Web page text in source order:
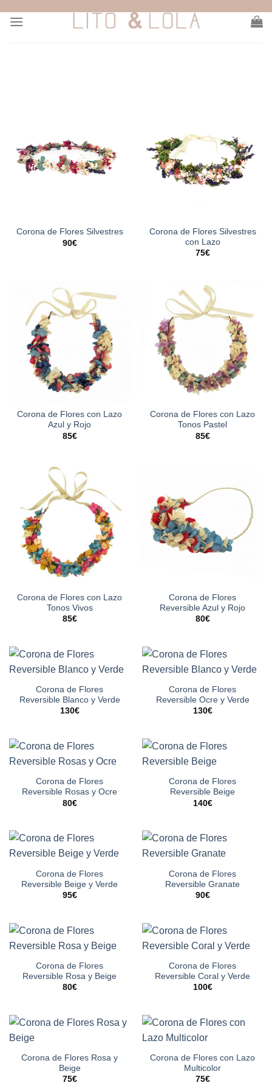
Corona de Flores Silvestres
90€
Corona de Flores Silvestres
con Lazo
75€
Corona de Flores con Lazo
Azul y Rojo
85€
Corona de Flores con Lazo
Tonos Pastel
85€
Corona de Flores con Lazo
Tonos Vivos
85€
Corona de Flores
Reversible Azul y Rojo
80€
Corona de Flores
Reversible Blanco y Verde
130€
Corona de Flores
Reversible Ocre y Verde
130€
Corona de Flores
Reversible Rosas y Ocre
80€
Corona de Flores
Reversible Beige
140€
Corona de Flores
Reversible Beige y Verde
95€
Corona de Flores
Reversible Granate
90€
Corona de Flores
Reversible Rosa y Beige
80€
Corona de Flores
Reversible Coral y Verde
100€
Corona de Flores Rosa y
Beige
75€
Corona de Flores con Lazo
Multicolor
75€